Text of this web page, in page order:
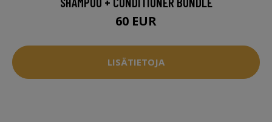
60 EUR
LISÄTIETOJA